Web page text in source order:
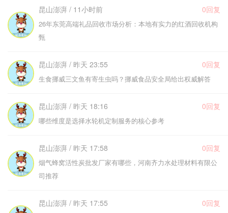
昆山澎湃 / 11小时前 0回复
26年东莞高端礼品回收市场分析：本地有实力的红酒回收机构
甄
昆山澎湃 / 昨天 23:55 0回复
生食挪威三文鱼有寄生虫吗？挪威食品安全局给出权威解答
昆山澎湃 / 昨天 18:16 0回复
哪些维度是选择水轮机定制服务的核心参考
昆山澎湃 / 昨天 17:58 0回复
烟气蜂窝活性炭批发厂家有哪些，河南齐力水处理材料有限公
司推荐
昆山澎湃 / 昨天 17:55 0回复